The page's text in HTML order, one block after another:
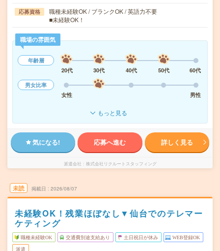
応募資格
職種未経験OK / ブランクOK / 英語力不要
■未経験OK！
職場の雰囲気
年齢層
20代
30代 40代 50代
60代
男女比率
女性
男性
もっと見る
気になる! 応募へ進む 詳しく見る
派遣会社 株式会社リクルートスタッフィング
未読 掲載日 2026/08/07
未経験OK！残業ほぼなし▼仙台でのテレマー
ケティング
職種未経験OK 交通費別途支給あり 土日祝日が休み WEB登録OK
派遣